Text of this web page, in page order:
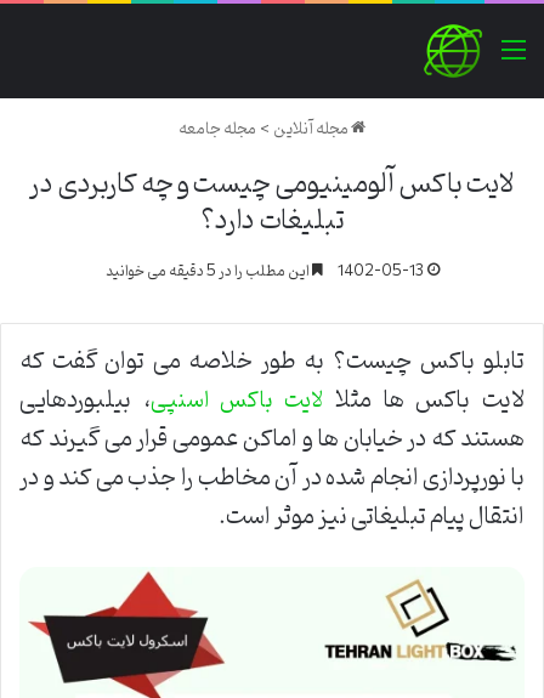
منو
مجله آنلاین>مجله جامعه
لایت باکس آلومینیومی چیست و چه کاربردی در
تبلیغات دارد؟
1402-05-13 این مطلب را در 5 دقیقه می خوانید
تابلو باکس چیست؟ به طور خلاصه می توان گفت که
لایت باکس ها مثلا لایت باکس اسنپی، بیلبوردهایی
هستند که در خیابان ها و اماکن عمومی قرار می گیرند که
با نورپردازی انجام شده در آن مخاطب را جذب می کند و در
انتقال پیام تبلیغاتی نیز موثر است.